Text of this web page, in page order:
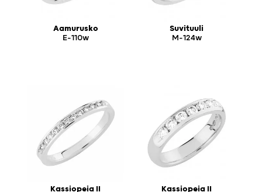
Aamurusko
E-110w
Suvituuli
M-124w
Kassiopeia II
Kassiopeia II